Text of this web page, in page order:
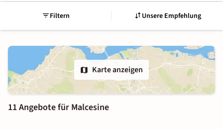
Filtern Unsere Empfehlung
Karte anzeigen
11 Angebote für Malcesine